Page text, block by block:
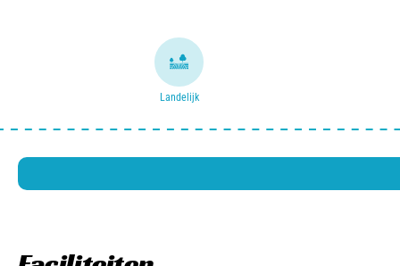
Landelijk